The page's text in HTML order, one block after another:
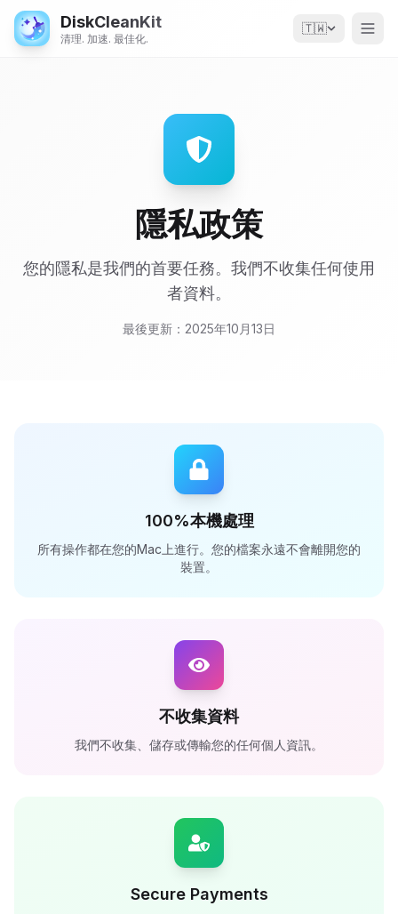
DiskCleanKit
清理. 加速. 最佳化.
🇹🇼
隱私政策
您的隱私是我們的首要任務。我們不收集任何使用
者資料。
最後更新：2025年10月13日
100%本機處理
所有操作都在您的Mac上進行。您的檔案永遠不會離開您的
裝置。
不收集資料
我們不收集、儲存或傳輸您的任何個人資訊。
Secure Payments